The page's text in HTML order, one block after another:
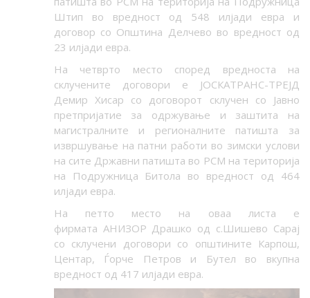
Штип во вредност од 548 илјади евра и
договор со Општина Делчево во вредност од
23 илјади евра.
На четврто место според вредноста на
склучените договори е ЈОСКАТРАНС-ТРЕЈД
Демир Хисар со договорот склучен со Јавно
претпријатие за одржување и заштита на
магистралните и регионалните патишта за
извршување на патни работи во зимски услови
на сите Државни патишта во РСМ на територија
на Подружница Битола во вредност од 464
илјади евра.
На петто место на оваа листа е
фирмата АНИЗОР Драшко од с.Шишево Сарај
со склучени договори со општините Карпош,
Центар, Ѓорче Петров и Бутел во вкупна
вредност од 417 илјади евра.